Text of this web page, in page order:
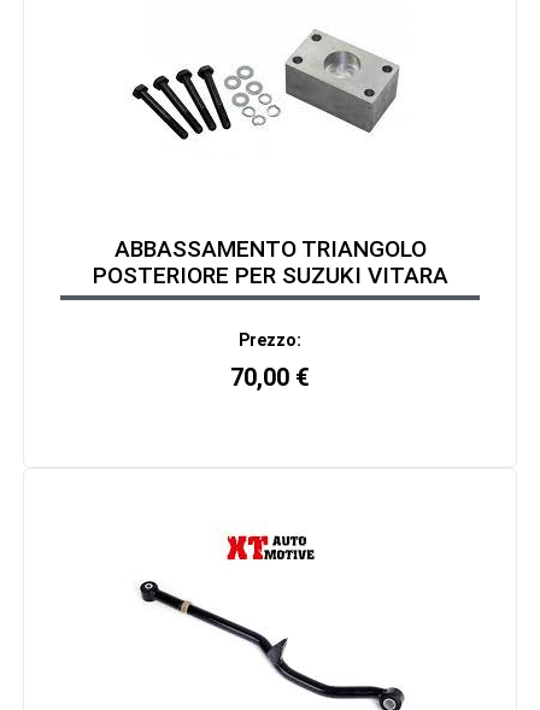
ABBASSAMENTO TRIANGOLO
POSTERIORE PER SUZUKI VITARA
Prezzo:
70,00 €